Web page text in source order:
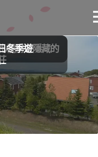
幌附近隱藏的
冬季遊